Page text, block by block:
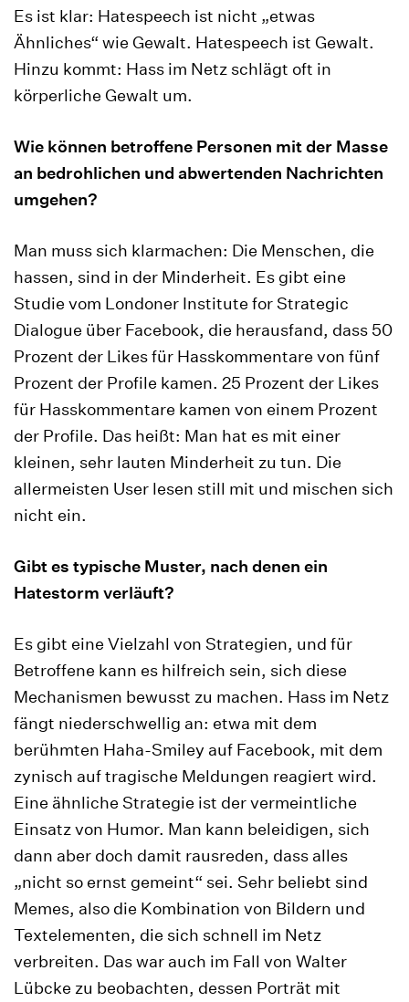
Es ist klar: Hatespeech ist nicht „etwas
Ähnliches“ wie Gewalt. Hatespeech ist Gewalt.
Hinzu kommt: Hass im Netz schlägt oft in
körperliche Gewalt um.
Wie können betroffene Personen mit der Masse
an bedrohlichen und abwertenden Nachrichten
umgehen?
Man muss sich klarmachen: Die Menschen, die
hassen, sind in der Minderheit. Es gibt eine
Studie vom Londoner Institute for Strategic
Dialogue über Facebook, die herausfand, dass 50
Prozent der Likes für Hasskommentare von fünf
Prozent der Profile kamen. 25 Prozent der Likes
für Hasskommentare kamen von einem Prozent
der Profile. Das heißt: Man hat es mit einer
kleinen, sehr lauten Minderheit zu tun. Die
allermeisten User lesen still mit und mischen sich
nicht ein.
Gibt es typische Muster, nach denen ein
Hatestorm verläuft?
Es gibt eine Vielzahl von Strategien, und für
Betroffene kann es hilfreich sein, sich diese
Mechanismen bewusst zu machen. Hass im Netz
fängt niederschwellig an: etwa mit dem
berühmten Haha-Smiley auf Facebook, mit dem
zynisch auf tragische Meldungen reagiert wird.
Eine ähnliche Strategie ist der vermeintliche
Einsatz von Humor. Man kann beleidigen, sich
dann aber doch damit rausreden, dass alles
„nicht so ernst gemeint“ sei. Sehr beliebt sind
Memes, also die Kombination von Bildern und
Textelementen, die sich schnell im Netz
verbreiten. Das war auch im Fall von Walter
Lübcke zu beobachten, dessen Porträt mit